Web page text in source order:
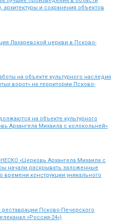
архитектуры и сохранения объектов
Лазаревской церкви в Псково-
на объекте культурного наследия
ворот» на территории Псково-
на объекте культурного
Архангела Михаила с колокольней»
«Церковь Архангела Михаила с
начали раскрывать заложенные
конструкции уникального
Псково-Печерского
«Россия-24»)